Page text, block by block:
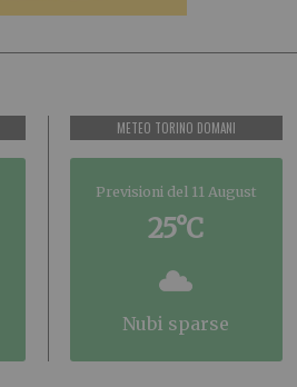
METEO TORINO DOMANI
Previsioni del 11 August
25°C
nubi sparse